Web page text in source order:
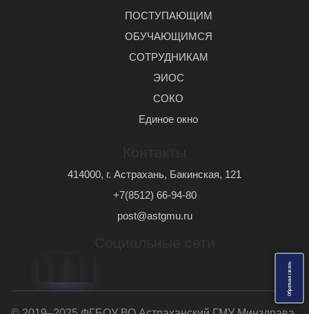
О
б
р
а
т
н
а
я
с
в
я
з
ь
ПОСТУПАЮЩИМ
ОБУЧАЮЩИМСЯ
СОТРУДНИКАМ
ЭИОС
СОКО
Единое окно
414000, г. Астрахань, Бакинская, 121
+7(8512) 66-94-80
post@astgmu.ru